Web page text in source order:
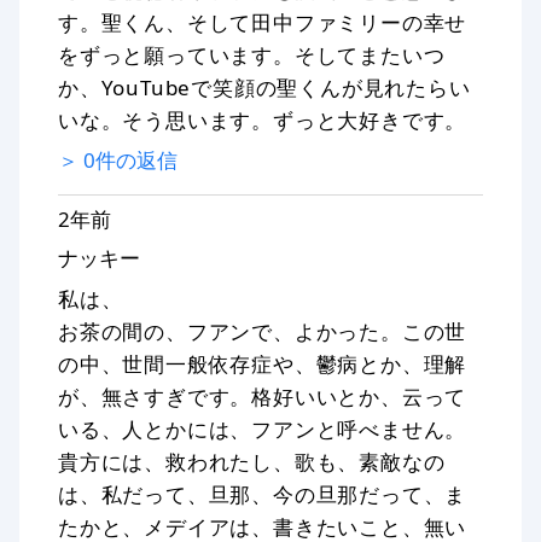
す。聖くん、そして田中ファミリーの幸せ
をずっと願っています。そしてまたいつ
か、YouTubeで笑顔の聖くんが見れたらい
いな。そう思います。ずっと大好きです。
＞ 0件の返信
2年前
ナッキー
私は、
お茶の間の、フアンで、よかった。この世
の中、世間一般依存症や、鬱病とか、理解
が、無さすぎです。格好いいとか、云って
いる、人とかには、フアンと呼べません。
貴方には、救われたし、歌も、素敵なの
は、私だって、旦那、今の旦那だって、ま
たかと、メデイアは、書きたいこと、無い